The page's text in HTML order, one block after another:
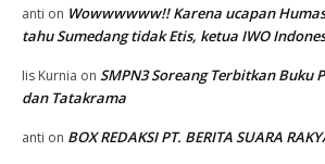
anti on Wowwwwww!! Karena ucapan
tahu Sumedang tidak Etis, ketua IWO
Iis Kurnia on SMPN3 Soreang Terbitkan Buku
dan Tatakrama
anti on BOX REDAKSI PT. BERITA SUARA